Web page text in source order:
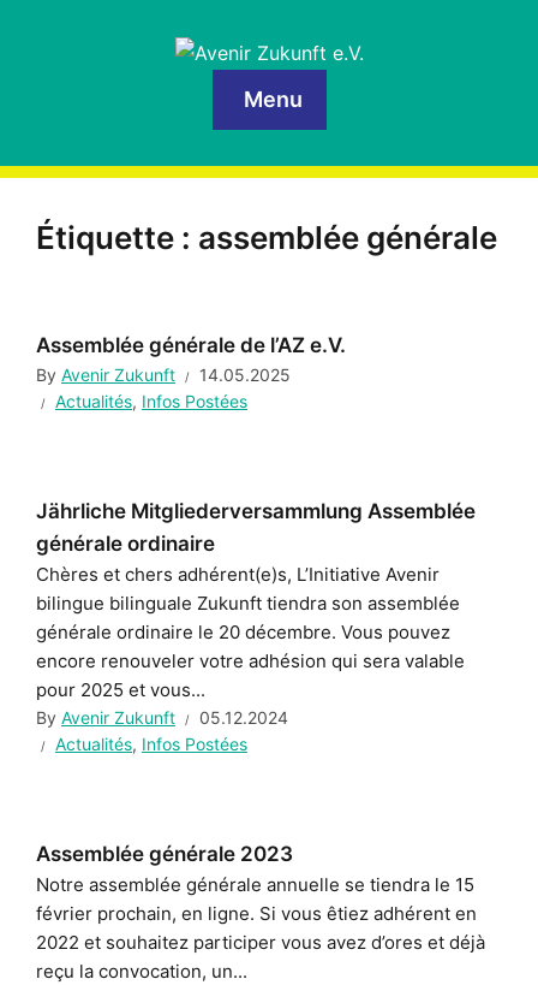
Menu
Étiquette : assemblée générale
Assemblée générale de l’AZ e.V.
By Avenir Zukunft
14.05.2025
Actualités, Infos Postées
Jährliche Mitgliederversammlung Assemblée
générale ordinaire
Chères et chers adhérent(e)s, L’Initiative Avenir
bilingue bilinguale Zukunft tiendra son assemblée
générale ordinaire le 20 décembre. Vous pouvez
encore renouveler votre adhésion qui sera valable
pour 2025 et vous...
By Avenir Zukunft
05.12.2024
Actualités, Infos Postées
Assemblée générale 2023
Notre assemblée générale annuelle se tiendra le 15
février prochain, en ligne. Si vous êtiez adhérent en
2022 et souhaitez participer vous avez d’ores et déjà
reçu la convocation, un...